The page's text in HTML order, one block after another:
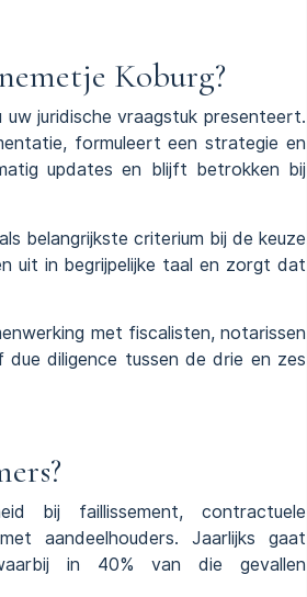
Koburg?
uw juridische vraagstuk presenteert.
formuleert een strategie en
updates en blijft betrokken bij
belangrijkste criterium bij de keuze
uit in begrijpelijke taal en zorgt dat
met fiscalisten, notarissen
diligence tussen de drie en zes
bij faillissement, contractuele
aandeelhouders. Jaarlijks gaat
in 40% van die gevallen